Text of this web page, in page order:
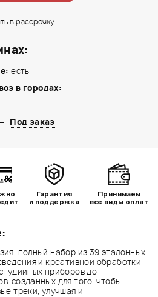
полный набор из 39 эталонных
и креативной обработки
приборов до
созданных для того, чтобы
треки, улучшая и
в рассрочку
есть
в городах:
Под заказ
Гарантия
и поддержка
Принимаем
все виды оплат